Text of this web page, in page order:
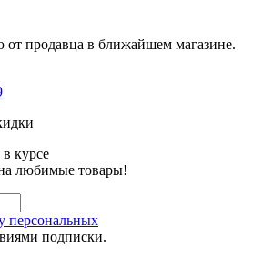
от продавца в ближайшем магазине.
в курсе
любимые товары!
персональных
подписки.